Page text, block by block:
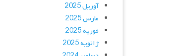
آوریل 2025
مارس 2025
فوریه 2025
ژانویه 2025